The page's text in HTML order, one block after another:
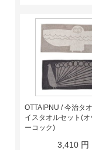
OTTAIPNU / 今治タ
イスタオルセット(
ーコック)
3,410 円